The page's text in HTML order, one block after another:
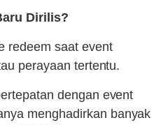
Dirilis?
redeem saat event
perayaan tertentu.
dengan event
menghadirkan banyak